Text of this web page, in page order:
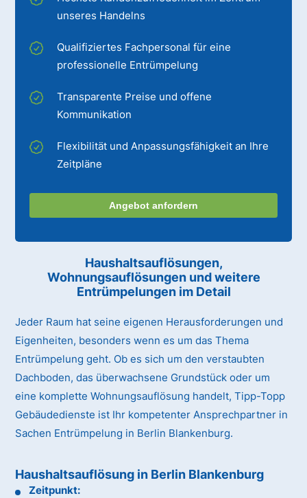
unseres Handelns
Qualifiziertes Fachpersonal für eine
professionelle Entrümpelung
Transparente Preise und offene
Kommunikation
Flexibilität und Anpassungsfähigkeit an Ihre
Zeitpläne
Angebot anfordern
Haushaltsauflösungen,
Wohnungsauflösungen und weitere
Entrümpelungen im Detail
Jeder Raum hat seine eigenen Herausforderungen und
Eigenheiten, besonders wenn es um das Thema
Entrümpelung geht. Ob es sich um den verstaubten
Dachboden, das überwachsene Grundstück oder um
eine komplette Wohnungsauflösung handelt, Tipp-Topp
Gebäudedienste ist Ihr kompetenter Ansprechpartner in
Sachen Entrümpelung in Berlin Blankenburg.
Haushaltsauflösung in Berlin Blankenburg
Zeitpunkt: